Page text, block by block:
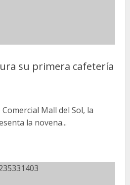
su primera cafetería
Mall del Sol, la
la novena...